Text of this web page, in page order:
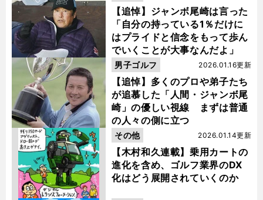
【追悼】ジャンボ尾崎は言った
「自分の持っている1％だけに
はプライドと信念をもって歩ん
でいくことが大事なんだよ」
【追悼】多くのプロや弟子たち
が追慕した「人間・ジャンボ尾
崎」の優しい視線 まずは普通
の人々の側に立つ
2026.01.16更新
男子ゴルフ
【木村和久連載】乗用カートの
進化を含め、ゴルフ業界のDX
化はどう展開されていくのか
2026.01.14更新
その他